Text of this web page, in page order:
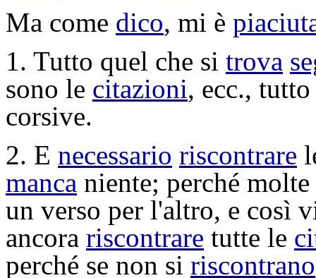
Ma come dico, mi è
1. Tutto quel che si trova
sono le citazioni, ecc.,
corsive.
2. E necessario riscontrare
manca niente; perché molte
un verso per l'altro, e così
ancora riscontrare tutte le
perché se non si riscontrano